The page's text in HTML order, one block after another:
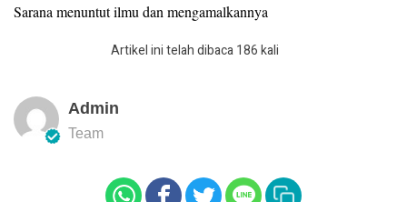
Sarana menuntut ilmu dan mengamalkannya
Artikel ini telah dibaca 186 kali
Admin
Team